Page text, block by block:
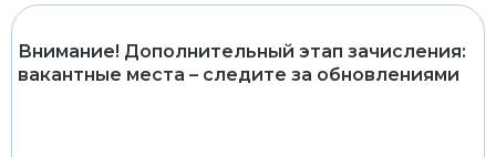
Внимание! Дополнительный этап зачисления:
вакантные места – следите за обновлениями